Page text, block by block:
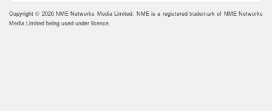
Copyright © 2026 NME Networks Media Limited. NME is a registered trademark of NME Networks
Media Limited being used under licence.